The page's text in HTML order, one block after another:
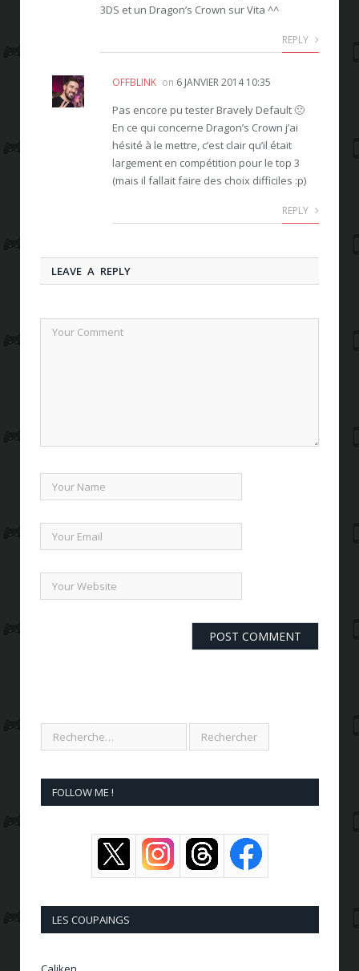
3DS et un Dragon’s Crown sur Vita ^^
REPLY
OFFBLINK on 6 JANVIER 2014 10:35
Pas encore pu tester Bravely Default 🙁
En ce qui concerne Dragon’s Crown j’ai
hésité à le mettre, c’est clair qu’il était
largement en compétition pour le top 3
(mais il fallait faire des choix difficiles :p)
REPLY
LEAVE A REPLY
FOLLOW ME !
LES COUPAINGS